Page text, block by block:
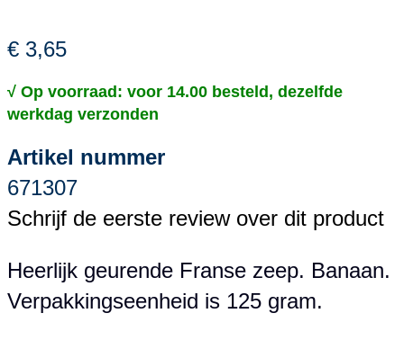
€ 3,65
√ Op voorraad: voor 14.00 besteld, dezelfde
werkdag verzonden
Artikel nummer
671307
Schrijf de eerste review over dit product
Heerlijk geurende Franse zeep. Banaan.
Verpakkingseenheid is 125 gram.